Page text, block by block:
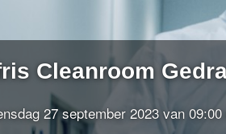
Cleanroom
27 september 2023 van